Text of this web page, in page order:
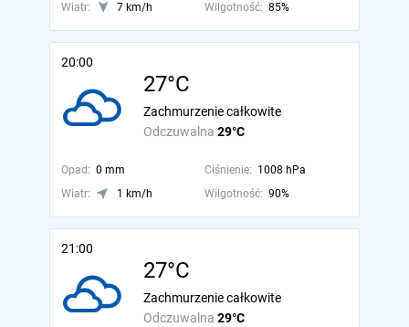
Wiatr:
7 km/h Wilgotność: 85%
20:00
27°C
Odczuwalna 29°C
Zachmurzenie całkowite
Opad: 0 mm Ciśnienie: 1008 hPa
Wiatr:
1 km/h Wilgotność: 90%
21:00
27°C
Odczuwalna 29°C
Zachmurzenie całkowite